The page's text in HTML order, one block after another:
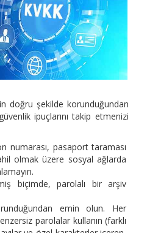
doğru şekilde korunduğundan
ipuçlarını takip etmenizi
numarası, pasaport taraması
olmak üzere sosyal ağlarda
biçimde, parolalı bir arşiv
emin olun. Her
parolalar kullanın (farklı